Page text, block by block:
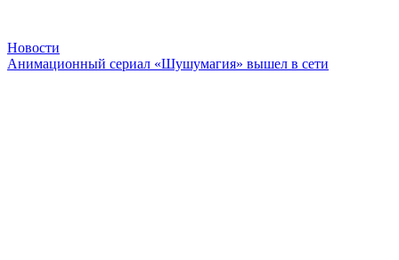
Новости
Анимационный сериал «Шушумагия» вышел в сети